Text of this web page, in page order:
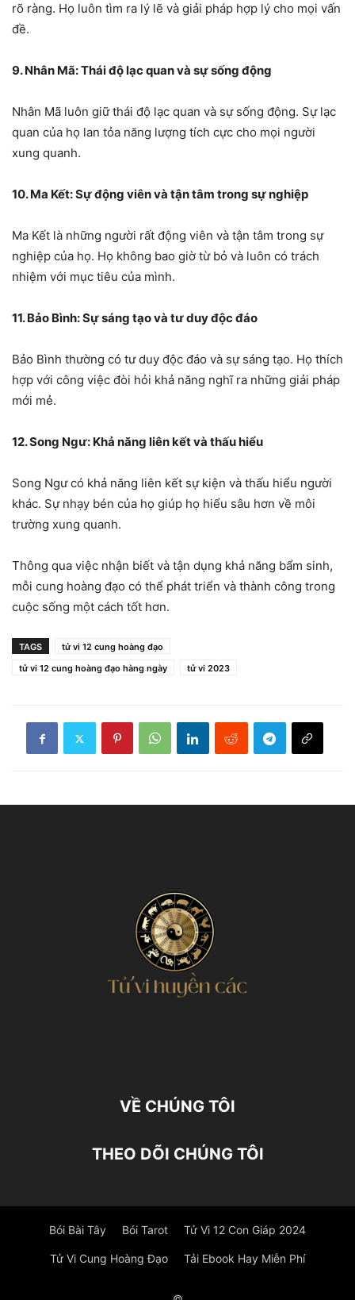
rõ ràng. Họ luôn tìm ra lý lẽ và giải pháp hợp lý cho mọi vấn
đề.
9. Nhân Mã: Thái độ lạc quan và sự sống động
Nhân Mã luôn giữ thái độ lạc quan và sự sống động. Sự lạc
quan của họ lan tỏa năng lượng tích cực cho mọi người
xung quanh.
10. Ma Kết: Sự động viên và tận tâm trong sự nghiệp
Ma Kết là những người rất động viên và tận tâm trong sự
nghiệp của họ. Họ không bao giờ từ bỏ và luôn có trách
nhiệm với mục tiêu của mình.
11. Bảo Bình: Sự sáng tạo và tư duy độc đáo
Bảo Bình thường có tư duy độc đáo và sự sáng tạo. Họ thích
hợp với công việc đòi hỏi khả năng nghĩ ra những giải pháp
mới mẻ.
12. Song Ngư: Khả năng liên kết và thấu hiểu
Song Ngư có khả năng liên kết sự kiện và thấu hiểu người
khác. Sự nhạy bén của họ giúp họ hiểu sâu hơn về môi
trường xung quanh.
Thông qua việc nhận biết và tận dụng khả năng bẩm sinh,
mỗi cung hoàng đạo có thể phát triển và thành công trong
cuộc sống một cách tốt hơn.
TAGS
tử vi 12 cung hoàng đạo
tử vi 12 cung hoàng đạo hàng ngày
tử vi 2023
VỀ CHÚNG TÔI
THEO DÕI CHÚNG TÔI
Bói Bài Tây Bói Tarot Tử Vi 12 Con Giáp 2024
Tử Vi Cung Hoàng Đạo Tải Ebook Hay Miễn Phí